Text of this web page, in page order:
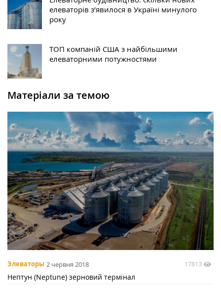
елеваторів з’явилося в Україні минулого
року
ТОП компаній США з найбільшими
елеваторними потужностями
Матеріали за темою
Элеваторы 2 червня 2018 17813
Нептун (Neptune) зерновий термінал